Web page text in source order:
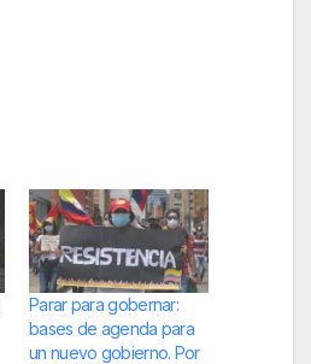
Parar para gobernar:
bases de agenda para
un nuevo gobierno. Por